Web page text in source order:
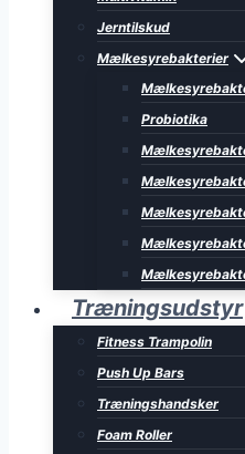
Jerntilskud
Mælkesyrebakterier
Probiotika
Træningsudstyr
Fitness Trampolin
Push Up Bars
Træningshandsker
Foam Roller